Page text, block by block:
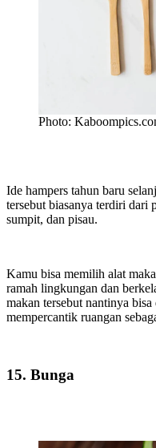
Photo:
Ide hampers tahun baru
tersebut biasanya terdiri dari
sumpit, dan pisau.
Kamu bisa memilih alat
ramah lingkungan dan
makan tersebut nantinya
mempercantik ruangan
15. Bunga